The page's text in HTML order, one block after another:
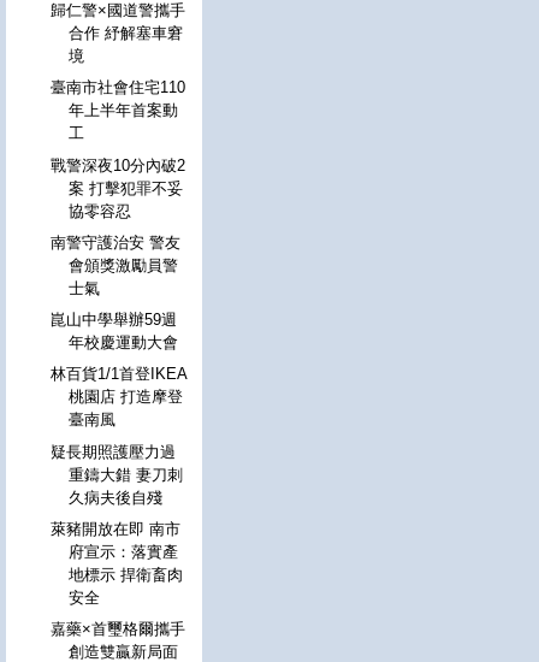
歸仁警×國道警攜手
合作 紓解塞車窘
境
臺南市社會住宅110
年上半年首案動
工
戰警深夜10分內破2
案 打擊犯罪不妥
協零容忍
南警守護治安 警友
會頒獎激勵員警
士氣
崑山中學舉辦59週
年校慶運動大會
林百貨1/1首登IKEA
桃園店 打造摩登
臺南風
疑長期照護壓力過
重鑄大錯 妻刀刺
久病夫後自殘
萊豬開放在即 南市
府宣示：落實產
地標示 捍衛畜肉
安全
嘉藥×首璽格爾攜手
創造雙贏新局面